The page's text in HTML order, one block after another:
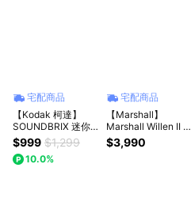
宅配商品
【Kodak 柯達】
SOUNDBRIX 迷你
聲音積木隨行無線藍
牙喇叭 公司貨 送精
美小禮品G2
$999 $1,299
10.0%
宅配商品
【Marshall】
Marshall Willen II 攜
帶式藍牙喇叭
$3,990